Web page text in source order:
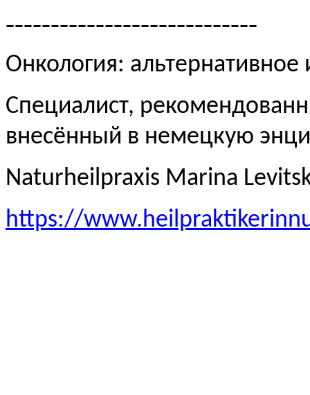
----------------------------
Онкология:
Специалист,
внесённый в немецкую
Naturheilpraxis Marina
https://